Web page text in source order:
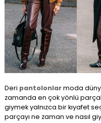
Deri pantolonlarmoda
zamanda en çok yönlü
giymek yalnızca bir kıyafet
parçayı ne zaman ve nasıl